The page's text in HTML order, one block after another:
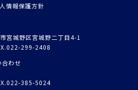
情報保護方針
宮城野区宮城野二丁目4-1
299-2408
わせ
385-5024